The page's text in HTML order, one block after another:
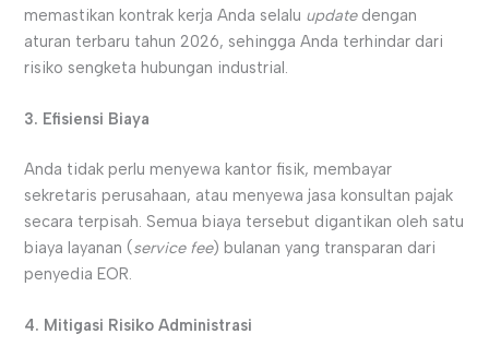
memastikan kontrak kerja Anda selalu updatedengan
aturan terbaru tahun 2026, sehingga Anda terhindar dari
risiko sengketa hubungan industrial.
3. Efisiensi Biaya
Anda tidak perlu menyewa kantor fisik, membayar
sekretaris perusahaan, atau menyewa jasa konsultan pajak
secara terpisah. Semua biaya tersebut digantikan oleh satu
biaya layanan (service fee) bulanan yang transparan dari
penyedia EOR.
4. Mitigasi Risiko Administrasi